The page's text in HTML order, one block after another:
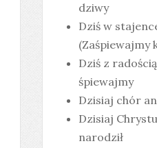
dziwy
Dziś w
(Zaśpiewajmy
Dziś z
śpiewajmy
Dzisiaj chór
Dzisiaj
narodził